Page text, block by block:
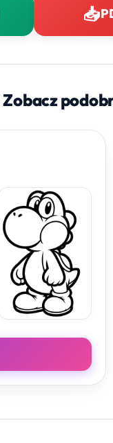
📥
Zobacz